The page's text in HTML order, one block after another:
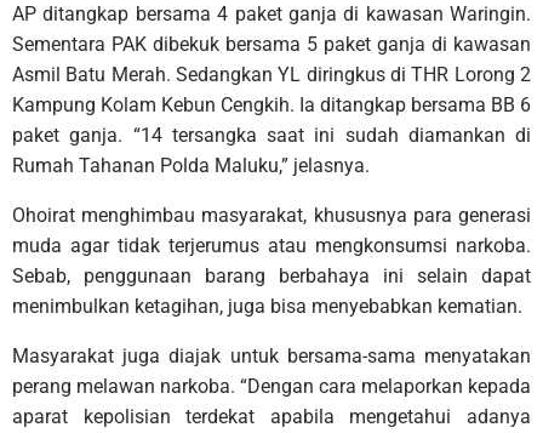
AP ditangkap bersama 4 paket ganja di kawasan Waringin.
Sementara PAK dibekuk bersama 5 paket ganja di kawasan
Asmil Batu Merah. Sedangkan YL diringkus di THR Lorong 2
Kampung Kolam Kebun Cengkih. Ia ditangkap bersama BB 6
paket ganja. “14 tersangka saat ini sudah diamankan di
Rumah Tahanan Polda Maluku,” jelasnya.
Ohoirat menghimbau masyarakat, khususnya para generasi
muda agar tidak terjerumus atau mengkonsumsi narkoba.
Sebab, penggunaan barang berbahaya ini selain dapat
menimbulkan ketagihan, juga bisa menyebabkan kematian.
Masyarakat juga diajak untuk bersama-sama menyatakan
perang melawan narkoba. “Dengan cara melaporkan kepada
aparat kepolisian terdekat apabila mengetahui adanya